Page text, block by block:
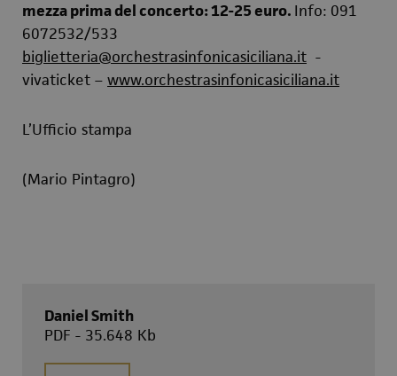
mezza prima del concerto: 12-25 euro. Info: 091
6072532/533
biglietteria@orchestrasinfonicasiciliana.it -
vivaticket – www.orchestrasinfonicasiciliana.it
L’Ufficio stampa
(Mario Pintagro)
Daniel Smith
PDF - 35.648 Kb